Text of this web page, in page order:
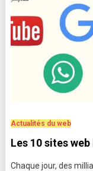
Actualités du web
Les 10 sites
Chaque jour, des